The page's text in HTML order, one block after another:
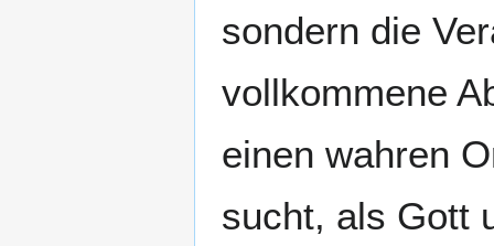
sondern die
vollkommene
einen wahren
sucht, als Gott